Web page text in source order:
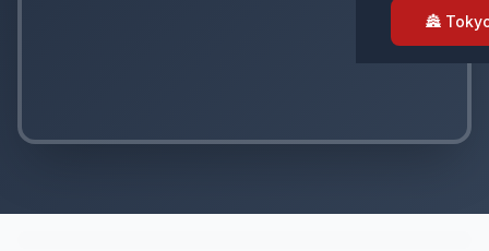
🏯